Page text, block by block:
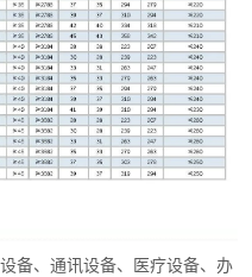
备、通讯设备、医疗设备、办